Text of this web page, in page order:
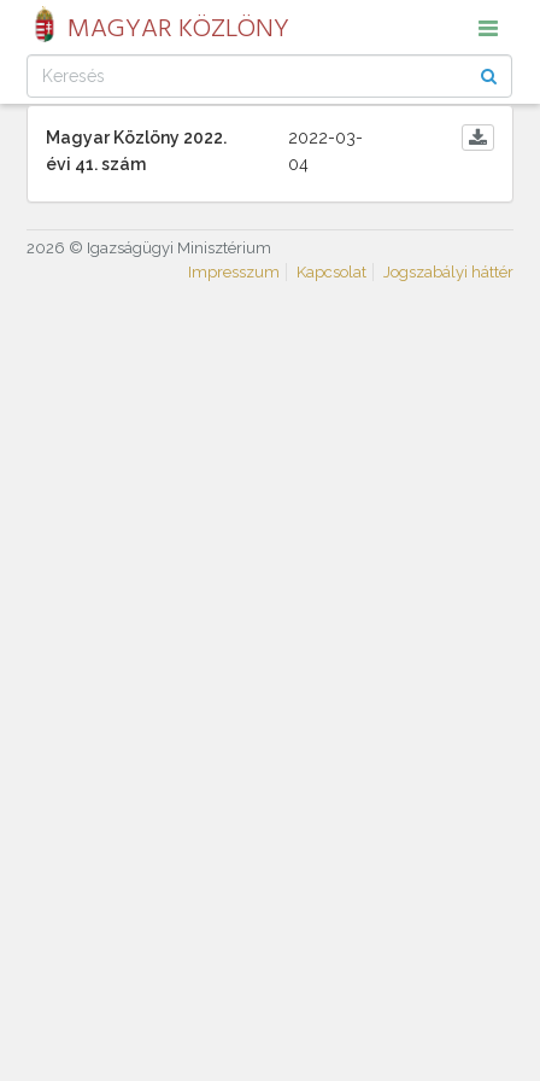
MAGYAR KÖZLÖNY
Magyar Közlöny 2022.
évi 41. szám
2022-03-
04
2026 © Igazságügyi Minisztérium
Impresszum
Kapcsolat Jogszabályi háttér